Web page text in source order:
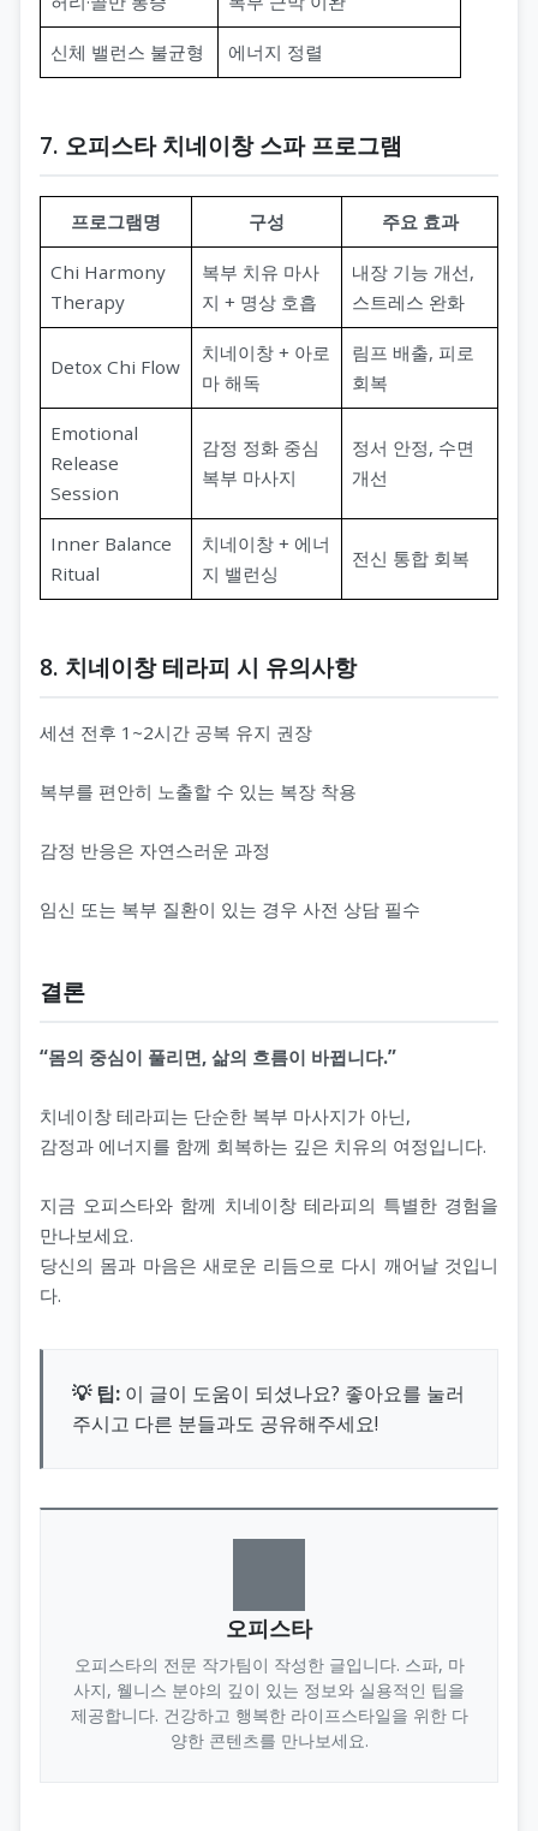
신체 밸런스 불균형 에너지 정렬
7. 오피스타 치네이창 스파 프로그램
프로그램명 구성 주요 효과
Chi Harmony
Therapy
복부 치유 마사
지 + 명상 호흡
내장 기능 개선,
스트레스 완화
Detox Chi Flow
치네이창 + 아로
마 해독
림프 배출, 피로
회복
Emotional
Release
Session
감정 정화 중심
복부 마사지
정서 안정, 수면
개선
Inner Balance
Ritual
치네이창 + 에너
지 밸런싱
전신 통합 회복
8. 치네이창 테라피 시 유의사항
세션 전후 1~2시간 공복 유지 권장
복부를 편안히 노출할 수 있는 복장 착용
감정 반응은 자연스러운 과정
임신 또는 복부 질환이 있는 경우 사전 상담 필수
결론
“몸의 중심이 풀리면, 삶의 흐름이 바뀝니다.”
치네이창 테라피는 단순한 복부 마사지가 아닌,
감정과 에너지를 함께 회복하는 깊은 치유의 여정입니다.
지금 오피스타와 함께 치네이창 테라피의 특별한 경험을
만나보세요.
당신의 몸과 마음은 새로운 리듬으로 다시 깨어날 것입니
다.
💡 팁: 이 글이 도움이 되셨나요? 좋아요를 눌러
주시고 다른 분들과도 공유해주세요!
오피스타
오피스타의 전문 작가팀이 작성한 글입니다. 스파, 마
사지, 웰니스 분야의 깊이 있는 정보와 실용적인 팁을
제공합니다. 건강하고 행복한 라이프스타일을 위한 다
양한 콘텐츠를 만나보세요.